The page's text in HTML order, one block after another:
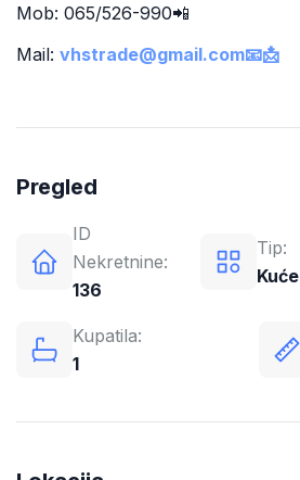
Mob: 065/526-990📲
Mail: vhstrade@gmail.com📧📩
Pregled
ID
Nekretnine:
136
Tip:
Kuće
Kupatila:
1